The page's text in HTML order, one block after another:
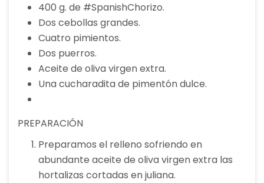
400 g. de #SpanishChorizo.
Dos cebollas grandes.
Cuatro pimientos.
Dos puerros.
Aceite de oliva virgen extra.
Una cucharadita de pimentón dulce.
PREPARACIÓN
Preparamos el relleno sofriendo en
abundante aceite de oliva virgen extra las
hortalizas cortadas en juliana.